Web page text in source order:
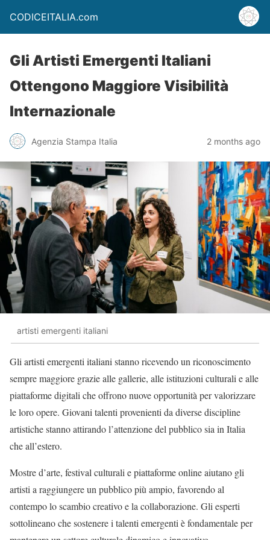
CODICEITALIA.com
Gli Artisti Emergenti Italiani
Ottengono Maggiore Visibilità
Internazionale
Agenzia Stampa Italia 2 months ago
artisti emergenti italiani
Gli artisti emergenti italiani stanno ricevendo un riconoscimento
sempre maggiore grazie alle gallerie, alle istituzioni culturali e alle
piattaforme digitali che offrono nuove opportunità per valorizzare
le loro opere. Giovani talenti provenienti da diverse discipline
artistiche stanno attirando l’attenzione del pubblico sia in Italia
che all’estero.
Mostre d’arte, festival culturali e piattaforme online aiutano gli
artisti a raggiungere un pubblico più ampio, favorendo al
contempo lo scambio creativo e la collaborazione. Gli esperti
sottolineano che sostenere i talenti emergenti è fondamentale per